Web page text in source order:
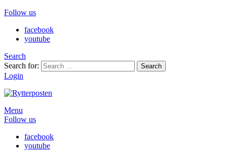
Follow us
facebook
youtube
Search
Search for:
Search
Login
Menu
Follow us
facebook
youtube